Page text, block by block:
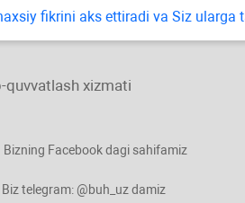
fikrini aks ettiradi va Siz
quvvatlash хizmati
Bizning Facebook dagi sahifamiz
Biz telegram: @buh_uz damiz